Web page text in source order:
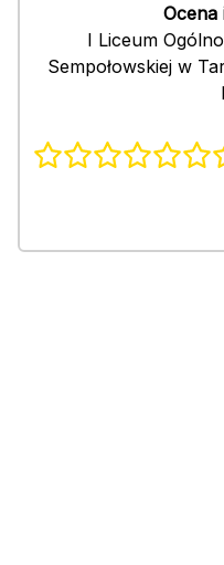
Ocena
I Liceum
Sempołowskiej w